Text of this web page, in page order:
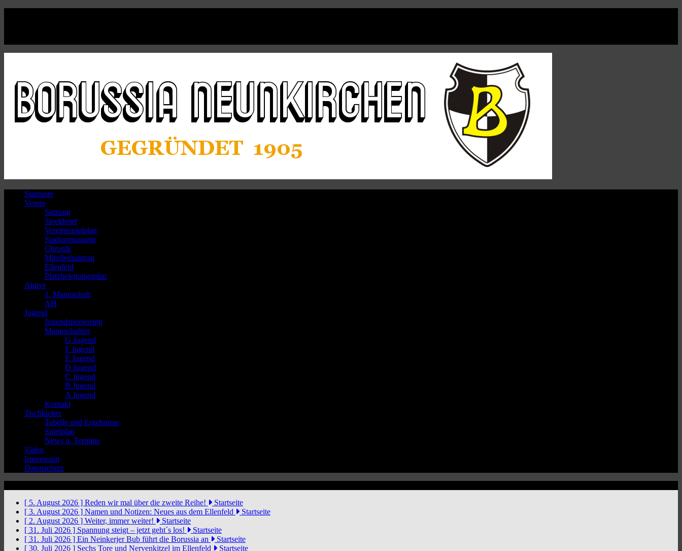
Startseite
Verein
Satzung
Steckbrief
Vereinsspielplan
Stadionmagazin
Chronik
Mitgliedsantrag
Ellenfeld
Platzbelegungsplan
Aktive
1. Mannschaft
AH
Jugend
Jugendsponsoring
Mannschaften
G Jugend
F Jugend
E Jugend
D Jugend
C Jugend
B Jugend
A Jugend
Kontakt
Tischkicker
Tabelle und Ergebnisse
Spielplan
News u. Termine
Video
Impressum
Datenschutz
[ 5. August 2026 ] Reden wir mal über die zweite Reihe!
Startseite
[ 3. August 2026 ] Namen und Notizen: Neues aus dem Ellenfeld
Startseite
[ 2. August 2026 ] Weiter, immer weiter!
Startseite
[ 31. Juli 2026 ] Spannung steigt – jetzt geht´s los!
Startseite
[ 31. Juli 2026 ] Ein Neinkerjer Bub führt die Borussia an
Startseite
[ 30. Juli 2026 ] Sechs Tore und Nervenkitzel im Ellenfeld
Startseite